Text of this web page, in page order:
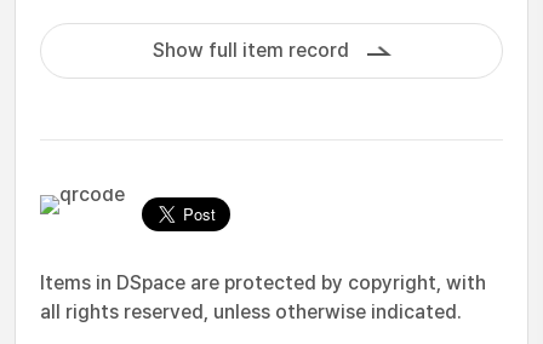
Show full item record
Items in DSpace are protected by copyright, with
all rights reserved, unless otherwise indicated.